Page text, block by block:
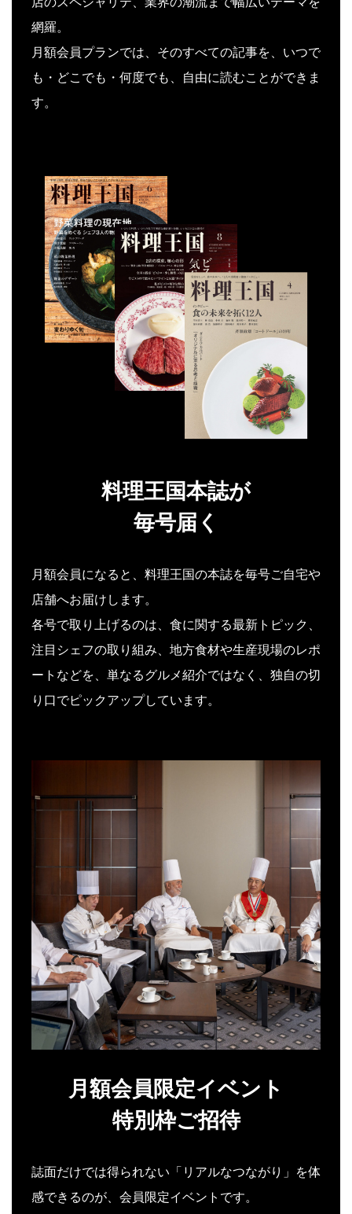
網羅。
月額会員プランでは、そのすべての記事を、いつで
も・どこでも・何度でも、自由に読むことができま
す。
料理王国本誌が
毎号届く
月額会員になると、料理王国の本誌を毎号ご自宅や
店舗へお届けします。
各号で取り上げるのは、食に関する最新トピック、
注目シェフの取り組み、地方食材や生産現場のレポ
ートなどを、単なるグルメ紹介ではなく、独自の切
り口でピックアップしています。
月額会員限定イベント
特別枠ご招待
誌面だけでは得られない「リアルなつながり」を体
感できるのが、会員限定イベントです。